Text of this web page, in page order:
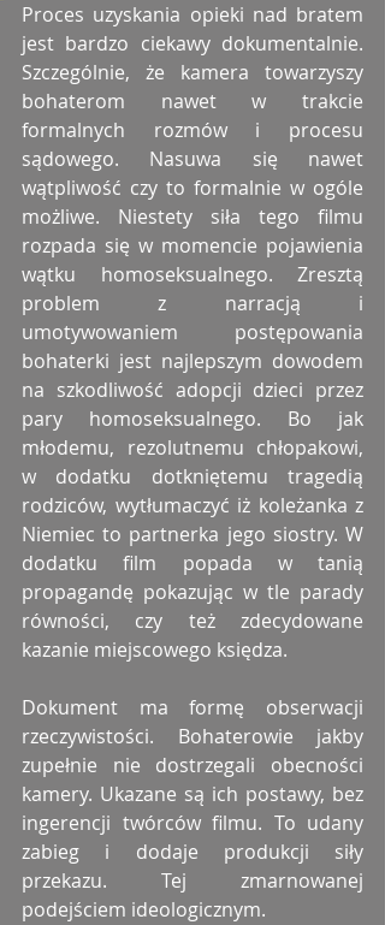
Proces uzyskania opieki nad bratem
jest bardzo ciekawy dokumentalnie.
Szczególnie, że kamera towarzyszy
bohaterom nawet w trakcie
formalnych rozmów i procesu
sądowego. Nasuwa się nawet
wątpliwość czy to formalnie w ogóle
możliwe. Niestety siła tego filmu
rozpada się w momencie pojawienia
wątku homoseksualnego. Zresztą
problem z narracją i
umotywowaniem postępowania
bohaterki jest najlepszym dowodem
na szkodliwość adopcji dzieci przez
pary homoseksualnego. Bo jak
młodemu, rezolutnemu chłopakowi,
w dodatku dotkniętemu tragedią
rodziców, wytłumaczyć iż koleżanka z
Niemiec to partnerka jego siostry. W
dodatku film popada w tanią
propagandę pokazując w tle parady
równości, czy też zdecydowane
kazanie miejscowego księdza.
Dokument ma formę obserwacji
rzeczywistości. Bohaterowie jakby
zupełnie nie dostrzegali obecności
kamery. Ukazane są ich postawy, bez
ingerencji twórców filmu. To udany
zabieg i dodaje produkcji siły
przekazu. Tej zmarnowanej
podejściem ideologicznym.